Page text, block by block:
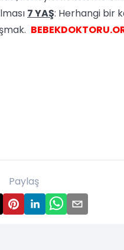
7 YAŞ: Herhangi bir
Paylaş